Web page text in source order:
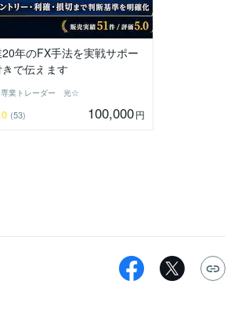
年のFX手法を実戦サポー
きで伝えます
専業トレーダー 光☆
(53) 100,000円